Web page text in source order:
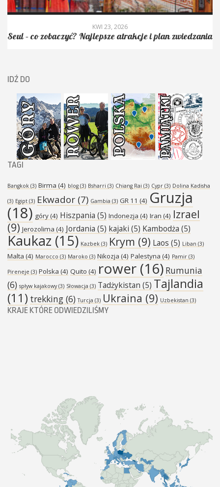
KWI 23, 2026
Seul – co zobaczyć? Najlepsze atrakcje i plan zwiedzania
IDŹ DO
TAGI
Bangkok (3) Birma (4) blog (3) Bsharri (3) Chiang Rai (3) Cypr (3) Dolina Kadisha
(3) Egipt (3) Ekwador (7) Gambia (3) GR 11 (4) Gruzja
(18) góry(4) Hiszpania (5) Indonezja (4) Iran (4) Izrael
(9) Jerozolima (4) Jordania (5) kajaki (5) Kambodża (5)
Kaukaz (15) Kazbek (3) Krym (9) Laos (5) Liban (3)
Malta (4) Marocco (3) Maroko (3) Nikozja (4) Palestyna (4) Pamir (3)
Pireneje (3) Polska (4) Quito (4) rower (16) Rumunia
(6) spływ kajakowy(3) Słowacja (3) Tadżykistan (5) Tajlandia
(11) trekking (6) Turcja (3) Ukraina (9) Uzbekistan (3)
KRAJE KTÓRE ODWIEDZILIŚMY